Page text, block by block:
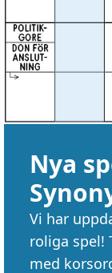
Nya
Vi har
roliga spel!
med